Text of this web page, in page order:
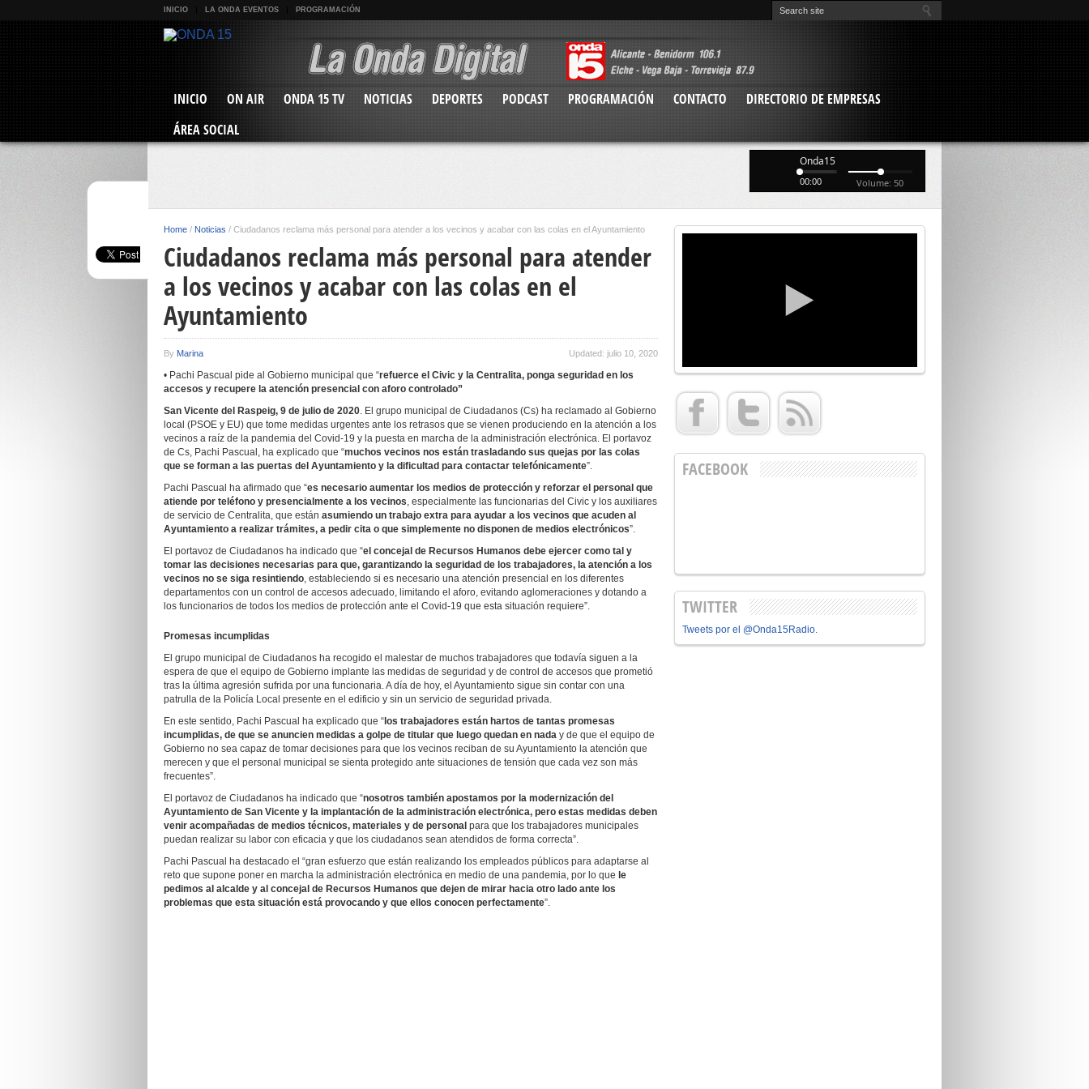
INICIO LA ONDA EVENTOS PROGRAMACIÓN
INICIO ON AIR ONDA 15 TV NOTICIAS DEPORTES PODCAST PROGRAMACIÓN CONTACTO
DIRECTORIO DE EMPRESAS
ÁREA SOCIAL
Onda15
00:00 Volume: 50
Home / Noticias / Ciudadanos reclama más personal para atender a los vecinos y acabar con las colas en el Ayuntamiento
Ciudadanos reclama más personal para atender
a los vecinos y acabar con las colas en el
Ayuntamiento
By Marina Updated: julio 10, 2020
• Pachi Pascual pide al Gobierno municipal que “refuerce el Civic y la Centralita, ponga seguridad en los
accesos y recupere la atención presencial con aforo controlado”
San Vicente del Raspeig, 9 de julio de 2020. El grupo municipal de Ciudadanos (Cs) ha reclamado al Gobierno
local (PSOE y EU) que tome medidas urgentes ante los retrasos que se vienen produciendo en la atención a los
vecinos a raíz de la pandemia del Covid-19 y la puesta en marcha de la administración electrónica. El portavoz
de Cs, Pachi Pascual, ha explicado que “muchos vecinos nos están trasladando sus quejas por las colas
que se forman a las puertas del Ayuntamiento y la dificultad para contactar telefónicamente”.
Pachi Pascual ha afirmado que “es necesario aumentar los medios de protección y reforzar el personal que
atiende por teléfono y presencialmente a los vecinos, especialmente las funcionarias del Civic y los auxiliares
de servicio de Centralita, que están asumiendo un trabajo extra para ayudar a los vecinos que acuden al
Ayuntamiento a realizar trámites, a pedir cita o que simplemente no disponen de medios electrónicos”.
El portavoz de Ciudadanos ha indicado que “el concejal de Recursos Humanos debe ejercer como tal y
tomar las decisiones necesarias para que, garantizando la seguridad de los trabajadores, la atención a los
vecinos no se siga resintiendo, estableciendo si es necesario una atención presencial en los diferentes
departamentos con un control de accesos adecuado, limitando el aforo, evitando aglomeraciones y dotando a
los funcionarios de todos los medios de protección ante el Covid-19 que esta situación requiere”.
Promesas incumplidas
El grupo municipal de Ciudadanos ha recogido el malestar de muchos trabajadores que todavía siguen a la
espera de que el equipo de Gobierno implante las medidas de seguridad y de control de accesos que prometió
tras la última agresión sufrida por una funcionaria. A día de hoy, el Ayuntamiento sigue sin contar con una
patrulla de la Policía Local presente en el edificio y sin un servicio de seguridad privada.
En este sentido, Pachi Pascual ha explicado que “ los trabajadores están hartos de tantas promesas
incumplidas, de que se anuncien medidas a golpe de titular que luego quedan en nada y de que el equipo de
Gobierno no sea capaz de tomar decisiones para que los vecinos reciban de su Ayuntamiento la atención que
merecen y que el personal municipal se sienta protegido ante situaciones de tensión que cada vez son más
frecuentes”.
El portavoz de Ciudadanos ha indicado que “nosotros también apostamos por la modernización del
Ayuntamiento de San Vicente y la implantación de la administración electrónica, pero estas medidas deben
venir acompañadas de medios técnicos, materiales y de personal para que los trabajadores municipales
puedan realizar su labor con eficacia y que los ciudadanos sean atendidos de forma correcta”.
Pachi Pascual ha destacado el “gran esfuerzo que están realizando los empleados públicos para adaptarse al
reto que supone poner en marcha la administración electrónica en medio de una pandemia, por lo que le
pedimos al alcalde y al concejal de Recursos Humanos que dejen de mirar hacia otro lado ante los
problemas que esta situación está provocando y que ellos conocen perfectamente”.
FACEBOOK
TWITTER
Tweets por el @Onda15Radio.